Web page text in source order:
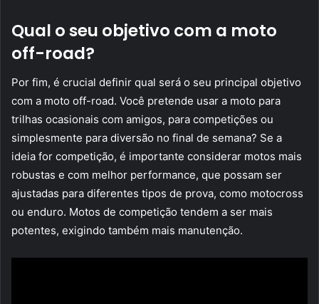
Qual o seu objetivo com a moto
off-road?
Por fim, é crucial definir qual será o seu principal objetivo
com a moto off-road. Você pretende usar a moto para
trilhas ocasionais com amigos, para competições ou
simplesmente para diversão no final de semana? Se a
ideia for competição, é importante considerar motos mais
robustas e com melhor performance, que possam ser
ajustadas para diferentes tipos de prova, como motocross
ou enduro. Motos de competição tendem a ser mais
potentes, exigindo também mais manutenção.